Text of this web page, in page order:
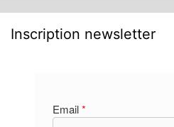
Inscription newsletter
Email*